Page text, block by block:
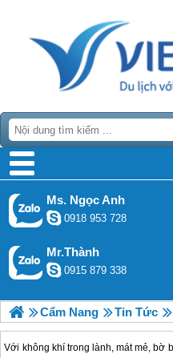
Ms. Ngọc Anh
0918 953 728
Mr.Thành
0915 879 338
Cẩm Nang Tin Tức
Với không khí trong lành, mát mẻ, bờ